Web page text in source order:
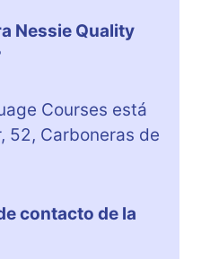
Nessie Quality
Courses está
52, Carboneras de
contacto de la